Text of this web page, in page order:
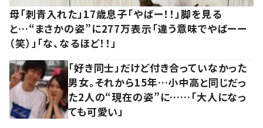
母「刺青入れた」17歳息子「やばー！！」脚を見る
と…“まさかの姿”に277万表示「違う意味でやばーー
（笑）」「な、なるほど！！」
「好き同士」だけど付き合っていなかった
男女。それから15年…小中高と同じだっ
た2人の“現在の姿”に……「大人になっ
ても可愛い」